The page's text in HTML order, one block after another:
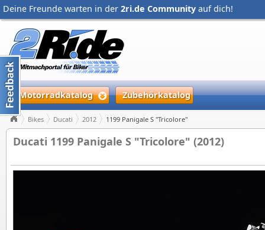
Deine Freunde warten in der 2ri.de Community auf dich!
Motorradkatalog Zubehörkatalog
Bikes Ducati 2012 1199 Panigale S "Tricolore"
Ducati 1199 Panigale S "Tricolore" (2012)